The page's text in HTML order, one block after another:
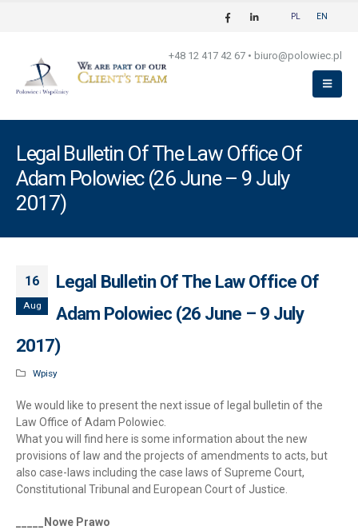
PL EN
+48 12 417 42 67 • biuro@polowiec.pl
Legal Bulletin Of The Law Office Of
Adam Polowiec (26 June – 9 July
2017)
16
Aug
Legal Bulletin Of The Law Office Of
Adam Polowiec (26 June – 9 July
2017)
Wpisy
We would like to present the next issue of legal bulletin of the
Law Office of Adam Polowiec.
What you will find here is some information about the new
provisions of law and the projects of amendments to acts, but
also case-laws including the case laws of Supreme Court,
Constitutional Tribunal and European Court of Justice.
_____Nowe Prawo